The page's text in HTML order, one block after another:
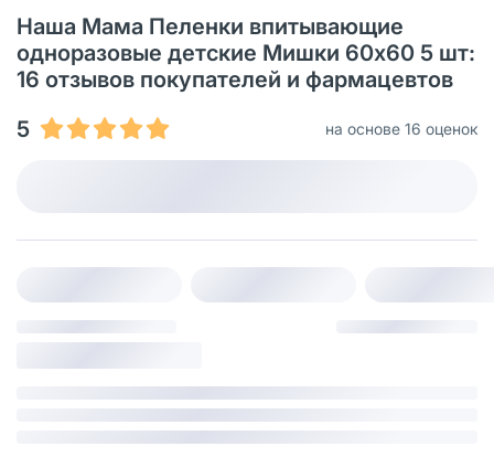
Наша Мама Пеленки впитывающие
одноразовые детские Мишки 60х60 5 шт:
16 отзывов покупателей и фармацевтов
5
на основе 16 оценок